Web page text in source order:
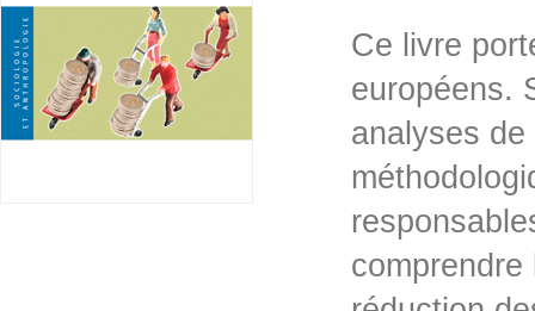
Ce livre
européens.
analyses